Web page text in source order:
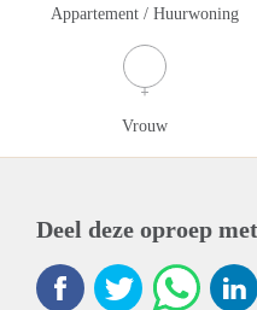
Appartement / Huurwoning
Vrouw
Deel deze oproep